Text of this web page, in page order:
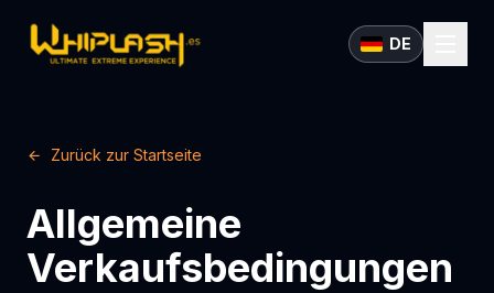
DE
Zurück zur Startseite
Allgemeine
Verkaufsbedingungen